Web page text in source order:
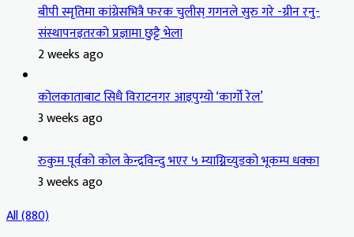
बीपी स्मृतिमा कांग्रेसभित्रै फरक चुलीस् गगनले सुरु गरे -ग्रीन रनु-
संस्थापनइतरको प्रज्ञामा छुट्टै भेला
2 weeks ago
कोलकाताबाट सिधै विराटनगर आइपुग्यो ‘कार्गो रेल’
3 weeks ago
रुकुम पूर्वको कोल केन्द्रविन्दु भएर ५ म्याग्निच्युडको भूकम्प धक्का
3 weeks ago
All (880)